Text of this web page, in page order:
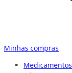
Minhas compras
Medicamentos